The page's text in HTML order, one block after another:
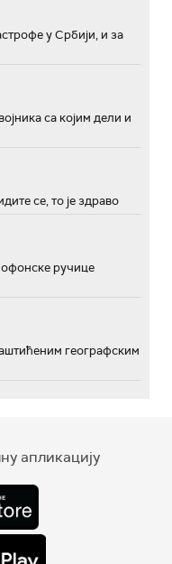
у Србији, и за
са којим дели и
се, то је здраво
ручице
географским
апликацију